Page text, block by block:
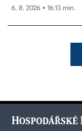
6. 8. 2026 ▪ 16:13 min.